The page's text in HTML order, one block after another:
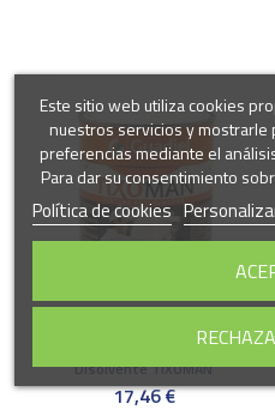
Pintura Antihumedad al
Disolvente TIXOMAN
17,46 €
Este sitio web utiliza cookies
nuestros servicios y mostrarle
preferencias mediante el
Para dar su consentimiento
Política de cookies